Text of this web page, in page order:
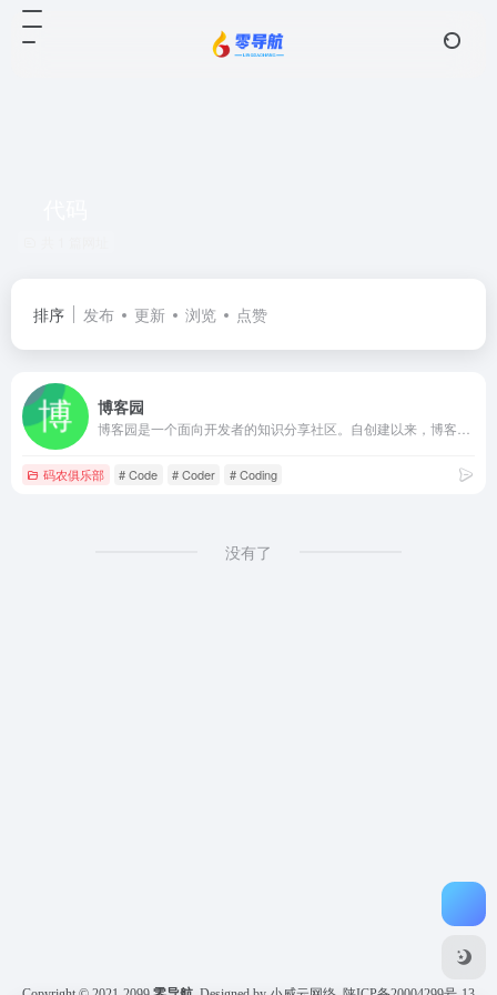
排序 发布 更新 浏览 点赞
博客园
码农俱乐部 # Code # Coder # Coding
没有了